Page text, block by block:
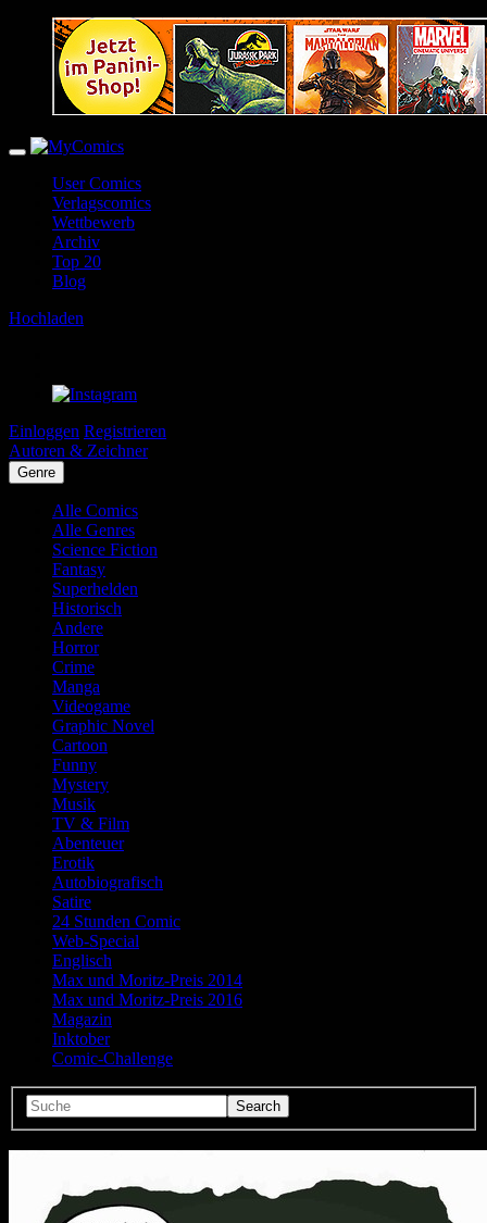
User Comics
Verlagscomics
Wettbewerb
Archiv
Top 20
Blog
Hochladen
Einloggen Registrieren
Autoren & Zeichner
Genre
Alle Comics
Alle Genres
Science Fiction
Fantasy
Superhelden
Historisch
Andere
Horror
Crime
Manga
Videogame
Graphic Novel
Cartoon
Funny
Mystery
Musik
TV & Film
Abenteuer
Erotik
Autobiografisch
Satire
24 Stunden Comic
Web-Special
Englisch
Max und Moritz-Preis 2014
Max und Moritz-Preis 2016
Magazin
Inktober
Comic-Challenge